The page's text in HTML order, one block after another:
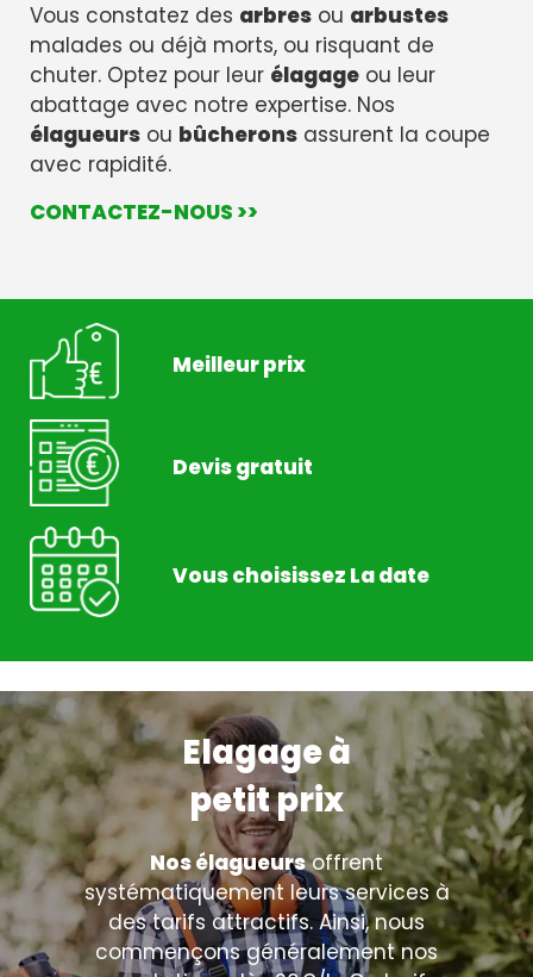
Vous constatez des arbres ou arbustes
malades ou déjà morts, ou risquant de
chuter. Optez pour leur élagage ou leur
abattage avec notre expertise. Nos
élagueurs ou bûcherons assurent la coupe
avec rapidité.
CONTACTEZ-NOUS >>
Meilleur prix
Devis gratuit
Vous choisissez La date
Elagage à
petit prix
Nos élagueursoffrent
systématiquement leurs services à
des tarifs attractifs. Ainsi, nous
commençons généralement nos